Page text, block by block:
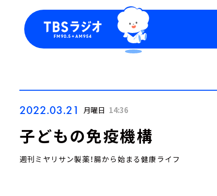
2022.03.21 月曜日 14:36
子どもの免疫機構
週刊ミヤリサン製薬！腸から始まる健康ライフ